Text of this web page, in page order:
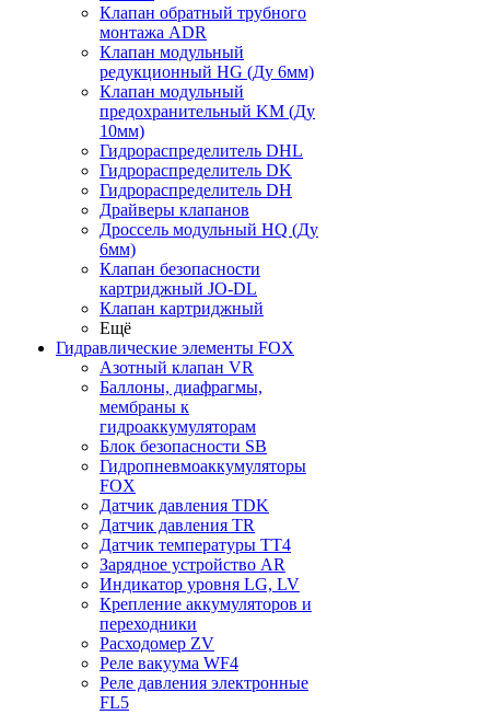
Клапан обратный трубного
монтажа ADR
Клапан модульный
редукционный HG (Ду 6мм)
Клапан модульный
предохранительный KM (Ду
10мм)
Гидрораспределитель DHL
Гидрораспределитель DK
Гидрораспределитель DH
Драйверы клапанов
Дроссель модульный HQ (Ду
6мм)
Клапан безопасности
картриджный JO-DL
Клапан картриджный
Ещё
Гидравлические элементы FOX
Азотный клапан VR
Баллоны, диафрагмы,
мембраны к
гидроаккумуляторам
Блок безопасности SB
Гидропневмоаккумуляторы
FOX
Датчик давления TDK
Датчик давления TR
Датчик температуры TT4
Зарядное устройство AR
Индикатор уровня LG, LV
Крепление аккумуляторов и
переходники
Расходомер ZV
Реле вакуума WF4
Реле давления электронные
FL5